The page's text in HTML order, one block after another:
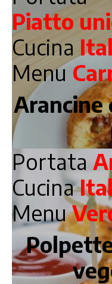
Piatto
Cucina
Menu
Arancine
Portata
Cucina
Menu